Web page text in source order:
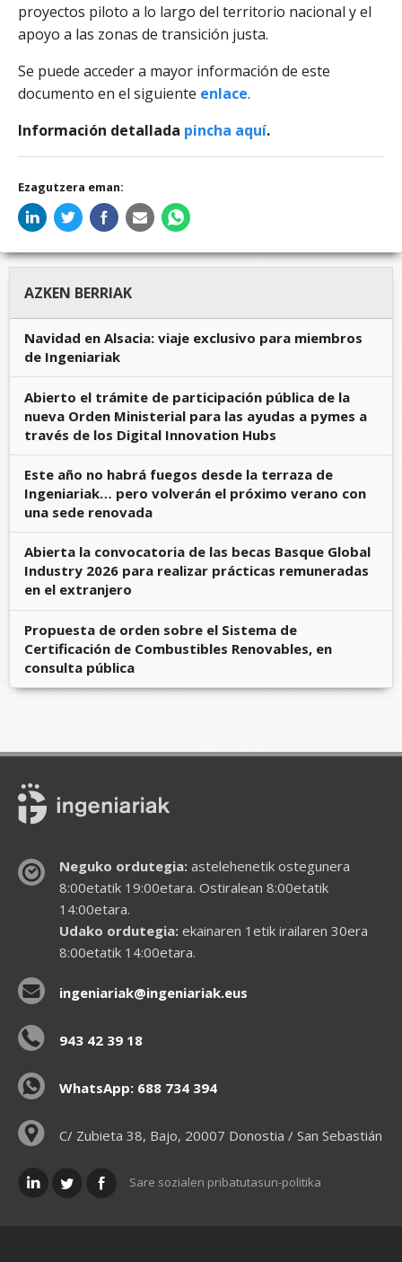
proyectos piloto a lo largo del territorio nacional y el
apoyo a las zonas de transición justa.
Se puede acceder a mayor información de este
documento en el siguiente enlace.
Información detallada pincha aquí.
Ezagutzera eman:
AZKEN BERRIAK
Navidad en Alsacia: viaje exclusivo para miembros
de Ingeniariak
Abierto el trámite de participación pública de la
nueva Orden Ministerial para las ayudas a pymes a
través de los Digital Innovation Hubs
Este año no habrá fuegos desde la terraza de
Ingeniariak… pero volverán el próximo verano con
una sede renovada
Abierta la convocatoria de las becas Basque Global
Industry 2026 para realizar prácticas remuneradas
en el extranjero
Propuesta de orden sobre el Sistema de
Certificación de Combustibles Renovables, en
consulta pública
Neguko ordutegia:astelehenetik ostegunera
8:00etatik 19:00etara. Ostiralean 8:00etatik
14:00etara.
Udako ordutegia:ekainaren 1etik irailaren 30era
8:00etatik 14:00etara.
ingeniariak@ingeniariak.eus
943 42 39 18
WhatsApp: 688 734 394
C/ Zubieta 38, Bajo, 20007 Donostia / San Sebastián
Sare sozialen pribatutasun-politika